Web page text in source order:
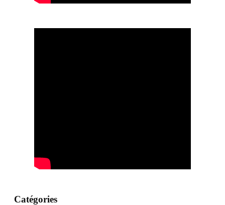
Catégories